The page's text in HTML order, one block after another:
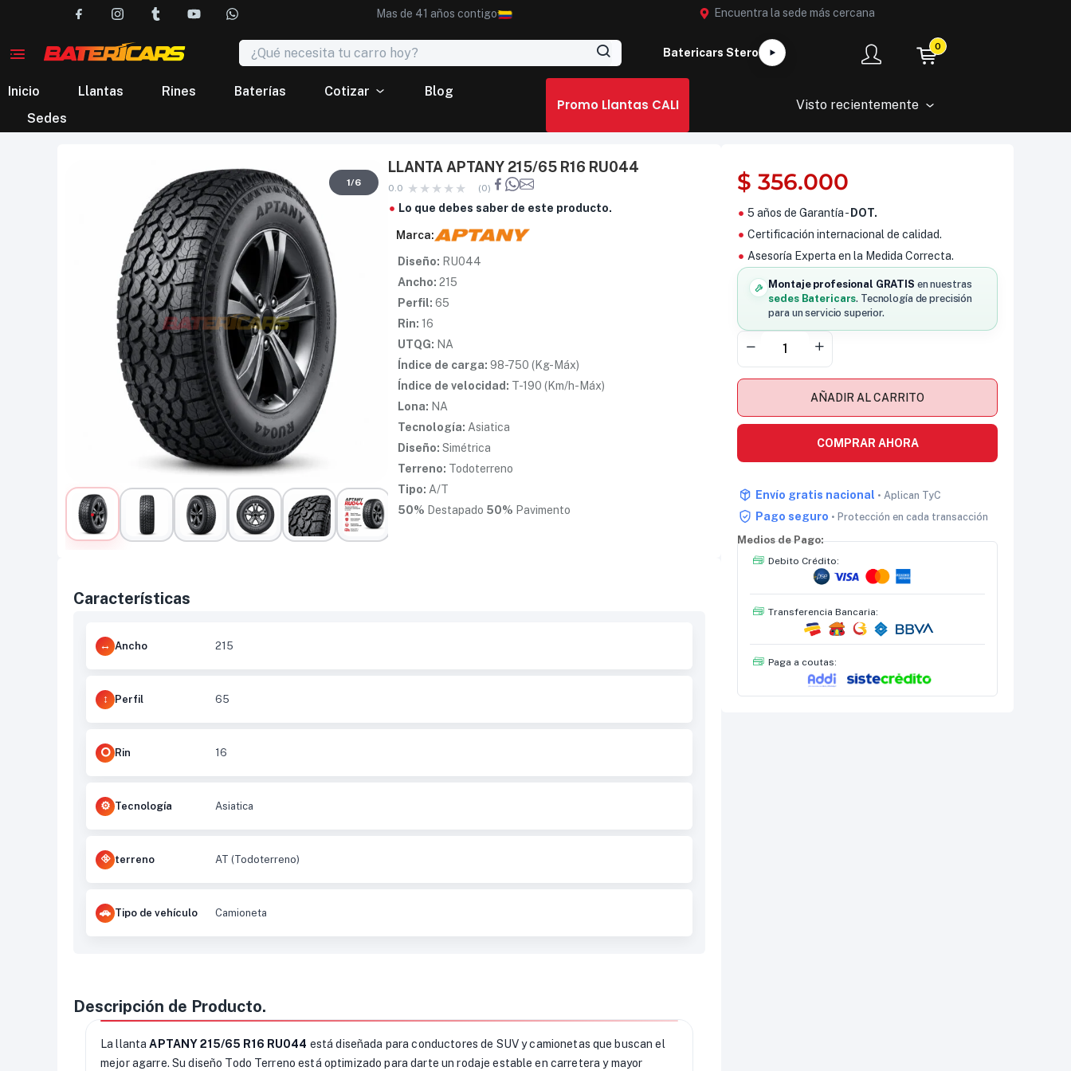
Mas de 41 años contigo Encuentra la sede más cercana
Batericars Stero 0
Inicio Llantas Rines Baterías Cotizar
Blog
Sedes
Promo Llantas CALI Visto recientemente
1/6
LLANTA APTANY 215/65 R16 RU044
0.0 (0)
Lo que debes saber de este producto.
Marca:
Diseño: RU044
Ancho: 215
Perfil: 65
Rin: 16
UTQG: NA
Índice de carga: 98-750 (Kg-Máx)
Índice de velocidad: T-190 (Km/h-Máx)
Lona: NA
Tecnología: Asiatica
Diseño: Simétrica
Terreno: Todoterreno
Tipo: A/T
50% Destapado 50% Pavimento
Características
Ancho 215
Perfil 65
Rin 16
Tecnología Asiatica
terreno AT (Todoterreno)
Tipo de vehículo Camioneta
Descripción de Producto.
La llantaAPTANY 215/65 R16 RU044 está diseñada para conductores de SUV y camionetas que buscan el
mejor agarre. Su diseño Todo Terreno está optimizado para darte un rodaje estable en carretera y mayor
$ 356.000
5 años de Garantía - DOT.
Certificación internacional de calidad.
Asesoría Experta en la Medida Correcta.
Montaje profesional GRATIS en nuestras
sedes Batericars. Tecnología de precisión
para un servicio superior.
AÑADIR AL CARRITO
COMPRAR AHORA
Envío gratis nacional • Aplican TyC
Pago seguro • Protección en cada transacción
Medios de Pago:
Debito Crédito:
Transferencia Bancaria:
Paga a coutas: